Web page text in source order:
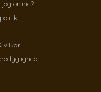
online?
vilkår